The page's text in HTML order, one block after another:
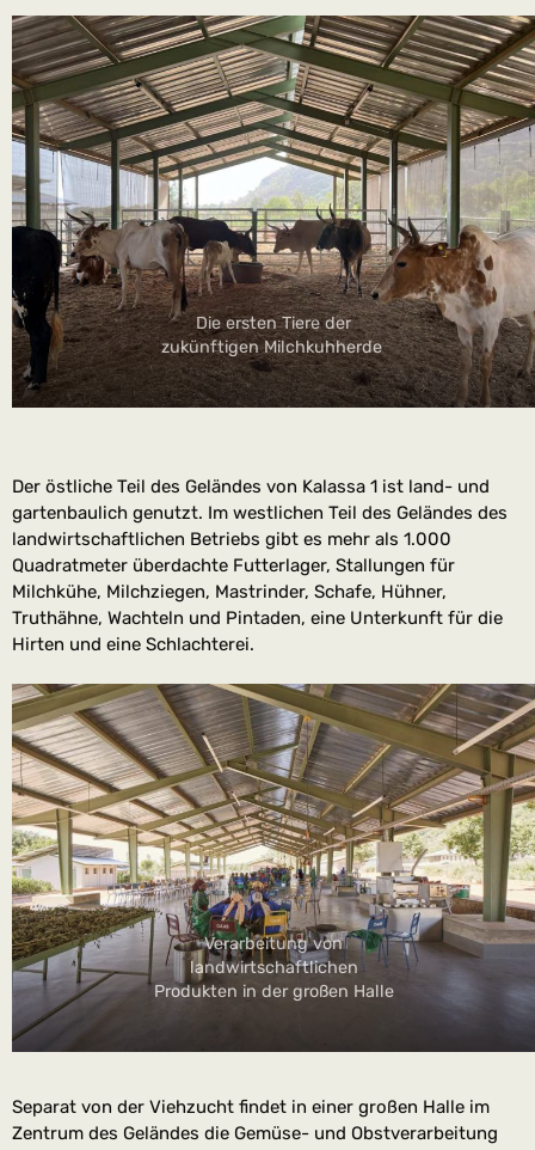
Die ersten Tiere der
zukünftigen Milchkuhherde
Der östliche Teil des Geländes von Kalassa 1 ist land- und
gartenbaulich genutzt. Im westlichen Teil des Geländes des
landwirtschaftlichen Betriebs gibt es mehr als 1.000
Quadratmeter überdachte Futterlager, Stallungen für
Milchkühe, Milchziegen, Mastrinder, Schafe, Hühner,
Truthähne, Wachteln und Pintaden, eine Unterkunft für die
Hirten und eine Schlachterei.
Verarbeitung von
landwirtschaftlichen
Produkten in der großen Halle
Separat von der Viehzucht findet in einer großen Halle im
Zentrum des Geländes die Gemüse- und Obstverarbeitung